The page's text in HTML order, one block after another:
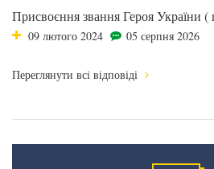
Присвоєння звання Героя України (
09 лютого 2024 05 серпня 2026
Переглянути всі відповіді